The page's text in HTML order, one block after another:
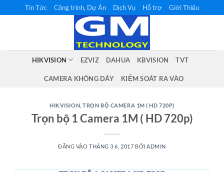
qua
Tin Tức Công trình, Dự Án Dịch Vụ Hỗ trợ Giới Thiệu
HIKVISION EZVIZ DAHUA KBVISION TVT
CAMERA KHÔNG DÂY KIỂM SOÁT RA VÀO
HIKVISION ,TRỌN BỘ CAMERA 1M ( HD 720P)
Trọn bộ 1 Camera 1M ( HD 720p)
ĐĂNG VÀO THÁNG 3 6, 2017 BỞI ADMIN